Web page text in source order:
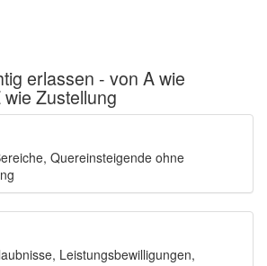
erlassen - von A wie
Zustellung
Quereinsteigende ohne
Leistungsbewilligungen,